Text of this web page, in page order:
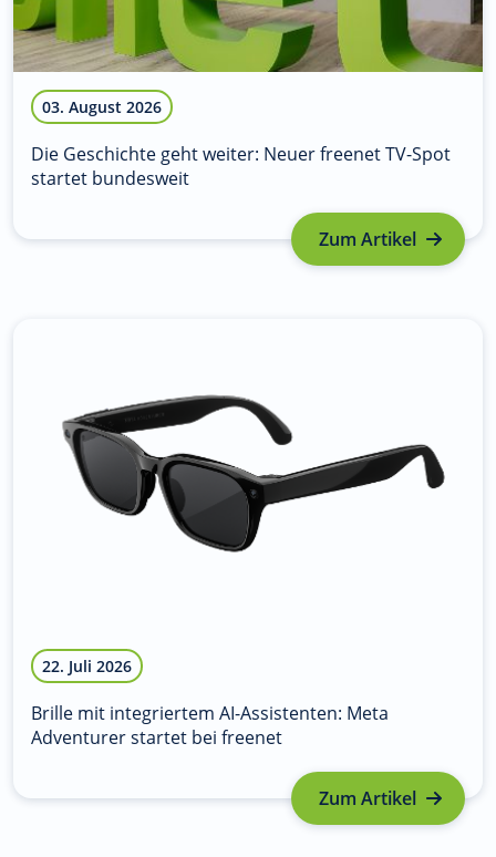
03. August 2026
Die Geschichte geht weiter: Neuer freenet TV-Spot
startet bundesweit
Zum Artikel
22. Juli 2026
Brille mit integriertem AI-Assistenten: Meta
Adventurer startet bei freenet
Zum Artikel